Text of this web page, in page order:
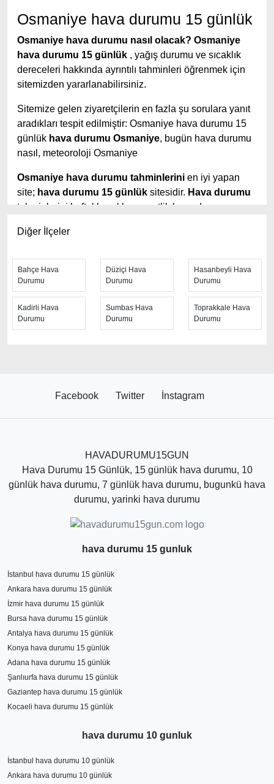
Osmaniye hava durumu 15 günlük
Osmaniye hava durumu nasıl olacak? Osmaniye
hava durumu 15 günlük , yağış durumu ve sıcaklık
dereceleri hakkında ayrıntılı tahminleri öğrenmek için
sitemizden yararlanabilirsiniz.
Sitemize gelen ziyaretçilerin en fazla şu sorulara yanıt
aradıkları tespit edilmiştir: Osmaniye hava durumu 15
günlük hava durumu Osmaniye, bugün hava durumu
nasıl, meteoroloji Osmaniye
Osmaniye hava durumu tahminlerini en iyi yapan
site; hava durumu 15 günlük sitesidir. Hava durumu
tahminlerini haftalık, aylık ve saatlik hava durumu
günlük,hava durumu 10 günlük
yanında daha fazla ayrıntının yer aldığı saatlik hava
durumu tahminlerini bulabilirsiniz. Bu sitede yer alan
geniş tahmin süreleri, kolay ve anlaşılır görseller ile
ziyaretçilerine kaliteli hizmet sunuyor. Ayrıca sitede
güncel Türkiye uydu radar görüntüleri ile bulutların
tahminleri ile yağış oranı, nem oranı, hava sıcaklık
ikonu ve uyarı mesajı ile şiddetli hava koşulları
hakkında ziyaretçiler bilgilendirilmektedir.
Osmaniye hava durumunu öğrenme ihtiyacı olduğu
zaman, en güvenilir kaynak olan Hava Durumu
sayfasını ziyaret etmenizi öneriyoruz. Saatlik, günlük ve
durumuna bakabilirsiniz. Ancak sayfadaki hava tahmin
olduğunu belirtmek daha doğru olur. Diğer uzun süreli
hava tahminleri sık sık değişerek yaklaşan günlerde
kesinleşmektedir.
Osmaniye Hava Durumu 15
Günlük Tahminleri
Osmaniye'da uzun vadeli planlarınız mı var? Osmaniye
hava durumu 15 günlük tahminleri, seyahat planlarınızı
yapmanıza ve günlük aktivitelerinizi planlamanıza
hızı, güneşlenme süresi ve yağış miktarı gibi faktörleri
değişebilir, bu nedenle 15 günlük tahminler,
seyahatinizi en iyi şekilde planlamanıza yardımcı
Diğer İlçeler
Bahçe Hava
Durumu
Düziçi Hava
Durumu
Hasanbeyli Hava
Durumu
Kadirli Hava
Durumu
Sumbas Hava
Durumu
Toprakkale Hava
Durumu
Facebook Twitter İnstagram
HAVADURUMU15GUN
Hava Durumu 15 Günlük, 15 günlük hava durumu, 10
günlük hava durumu, 7 günlük hava durumu, bugunkü hava
durumu, yarinki hava durumu
hava durumu 15 gunluk
İstanbul hava durumu 15 günlük
Ankara hava durumu 15 günlük
İzmir hava durumu 15 günlük
Bursa hava durumu 15 günlük
Antalya hava durumu 15 günlük
Konya hava durumu 15 günlük
Adana hava durumu 15 günlük
Şanlıurfa hava durumu 15 günlük
Gaziantep hava durumu 15 günlük
Kocaeli hava durumu 15 günlük
hava durumu 10 gunluk
İstanbul hava durumu 10 günlük
Ankara hava durumu 10 günlük